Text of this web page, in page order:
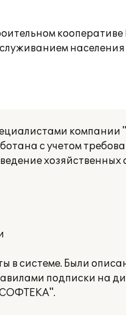
с учетом
системе. Были
подписки на